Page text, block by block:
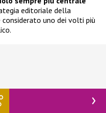
editoriale della
uno dei volti più